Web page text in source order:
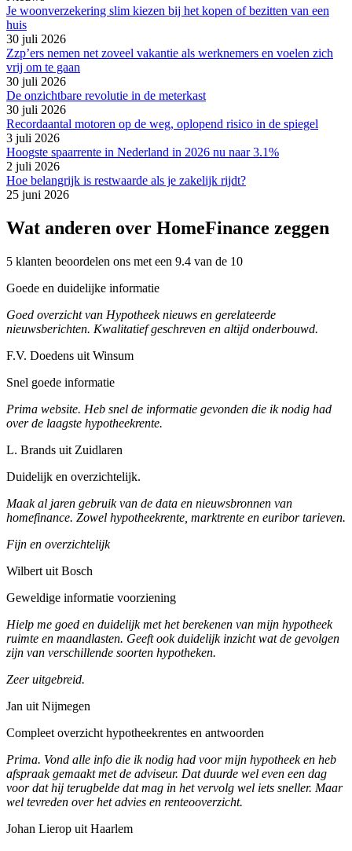
Je woonverzekering slim kiezen bij het kopen of bezitten van een
huis
30 juli 2026
Zzp’ers nemen net zoveel vakantie als werknemers en voelen zich
vrij om te gaan
30 juli 2026
De onzichtbare revolutie in de meterkast
30 juli 2026
Recordaantal motoren op de weg, oplopend risico in de spiegel
3 juli 2026
Hoogste spaarrente in Nederland in 2026 nu naar 3.1%
2 juli 2026
Hoe belangrijk is restwaarde als je zakelijk rijdt?
25 juni 2026
Wat anderen over HomeFinance zeggen
5 klanten beoordelen ons met een 9.4 van de 10
Goede en duidelijke informatie
Goed overzicht van Hypotheek nieuws en gerelateerde
nieuwsberichten. Kwalitatief geschreven en altijd onderbouwd.
F.V. Doedens uit Winsum
Snel goede informatie
Prima website. Heb snel de informatie gevonden die ik nodig had
over de laagste hypotheekrente.
L. Brands uit Zuidlaren
Duidelijk en overzichtelijk.
Maak al jaren gebruik van de data en nieuwsbronnen van
homefinance. Zowel hypotheekrente, marktrente en euribor tarieven.
Fijn en overzichtelijk
Wilbert uit Bosch
Geweldige informatie voorziening
Hielp me goed en duidelijk met het berekenen van mijn hypotheek
ruimte en maandlasten. Geeft ook duidelijk inzicht wat de gevolgen
zijn van verschillende soorten hypotheken.
Zeer uitgebreid.
Jan uit Nijmegen
Compleet overzicht hypotheekrentes en antwoorden
Prima. Vond alle info die ik nodig had voor mijn hypotheek en heb
afspraak gemaakt met de adviseur. Dat duurde wel even een dag
voor dat hij terugbelde dat mag in het vervolg wel iets sneller. Maar
wel tevreden over het advies en renteooverzicht.
Johan Lierop uit Haarlem